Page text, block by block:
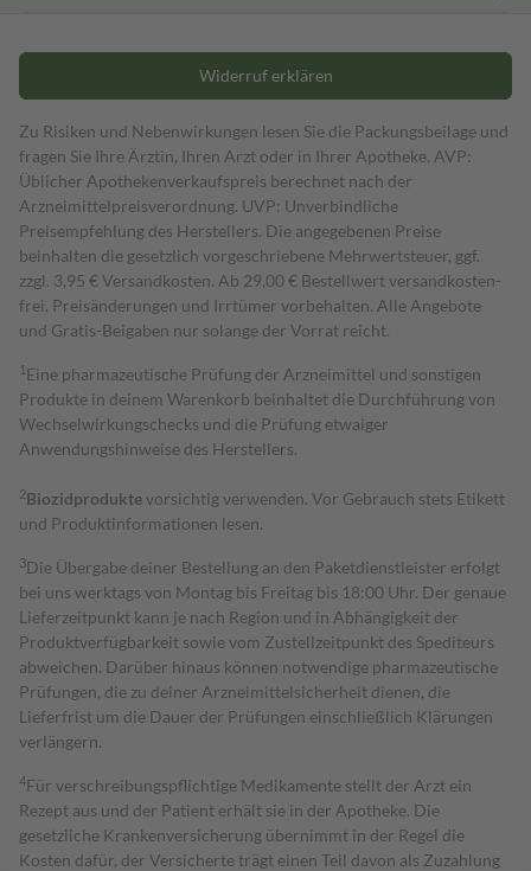
Widerruf erklären
Zu Risiken und Nebenwirkungen lesen Sie die Packungsbeilage und
fragen Sie Ihre Ärztin, Ihren Arzt oder in Ihrer Apotheke. AVP:
Üblicher Apothekenverkaufspreis berechnet nach der
Arzneimittelpreisverordnung. UVP: Unverbindliche
Preisempfehlung des Herstellers. Die angegebenen Preise
beinhalten die gesetzlich vorgeschriebene Mehrwertsteuer, ggf.
zzgl. 3,95 € Versandkosten. Ab 29,00 € Bestell­wert versand­kosten­
frei. Preisänderungen und Irrtümer vorbehalten. Alle Angebote
und Gratis-Beigaben nur solange der Vorrat reicht.
1 Eine pharmazeutische Prüfung der Arzneimittel und sonstigen
Produkte in deinem Warenkorb beinhaltet die Durchführung von
Wechselwirkungschecks und die Prüfung etwaiger
Anwendungshinweise des Herstellers.
2Biozidproduktevorsichtig verwenden. Vor Gebrauch stets Etikett
und Produktinformationen lesen.
3Die Übergabe deiner Bestellung an den Paketdienstleister erfolgt
bei uns werktags von Montag bis Freitag bis 18:00 Uhr. Der genaue
Lieferzeitpunkt kann je nach Region und in Abhängigkeit der
Produktverfügbarkeit sowie vom Zustellzeitpunkt des Spediteurs
abweichen. Darüber hinaus können notwendige pharmazeutische
Prüfungen, die zu deiner Arzneimittelsicherheit dienen, die
Lieferfrist um die Dauer der Prüfungen einschließlich Klärungen
verlängern.
4Für verschreibungspflichtige Medikamente stellt der Arzt ein
Rezept aus und der Patient erhält sie in der Apotheke. Die
gesetzliche Krankenversicherung übernimmt in der Regel die
Kosten dafür, der Versicherte trägt einen Teil davon als Zuzahlung